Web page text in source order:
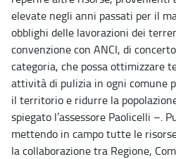
elevate negli anni passati per il
obblighi delle lavorazioni dei
convenzione con ANCI, di
categoria, che possa ottimizzare
attività di pulizia in ogni comune
il territorio e ridurre la
spiegato l’assessore Paolicelli –.
mettendo in campo tutte le
la collaborazione tra Regione,